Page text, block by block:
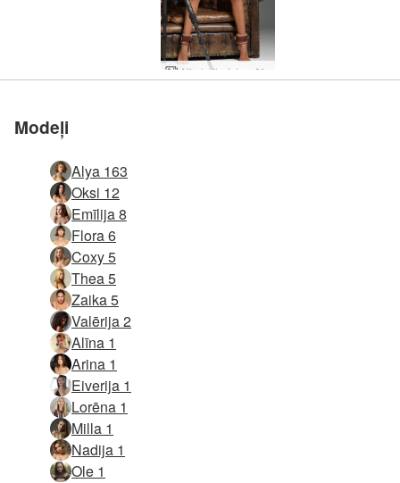
Alja kaila fotogrāfe
Modeļi
Alya 163
Oksi 12
Emīlija 8
Flora 6
Coxy 5
Thea 5
Zaika 5
Valērija 2
Alīna 1
Arina 1
Eiverija 1
Lorēna 1
Milla 1
Nadija 1
Ole 1